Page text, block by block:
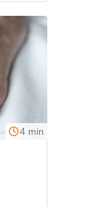
4 min